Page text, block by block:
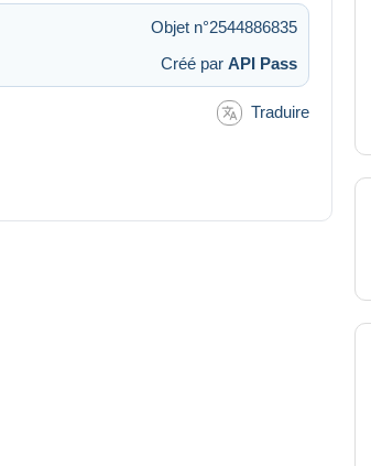
Objet n°2544886835
Créé par API Pass
Traduire